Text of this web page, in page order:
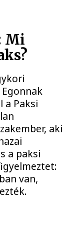
Mi
a Paksi
aki
a paksi
van,